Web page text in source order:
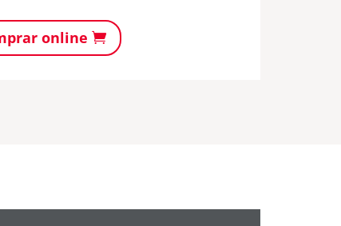
online